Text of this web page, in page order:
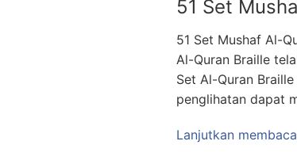
51 Set
51 Set Mushaf Al-
Al-Quran Braille
Set Al-Quran
penglihatan dapat
Lanjutkan